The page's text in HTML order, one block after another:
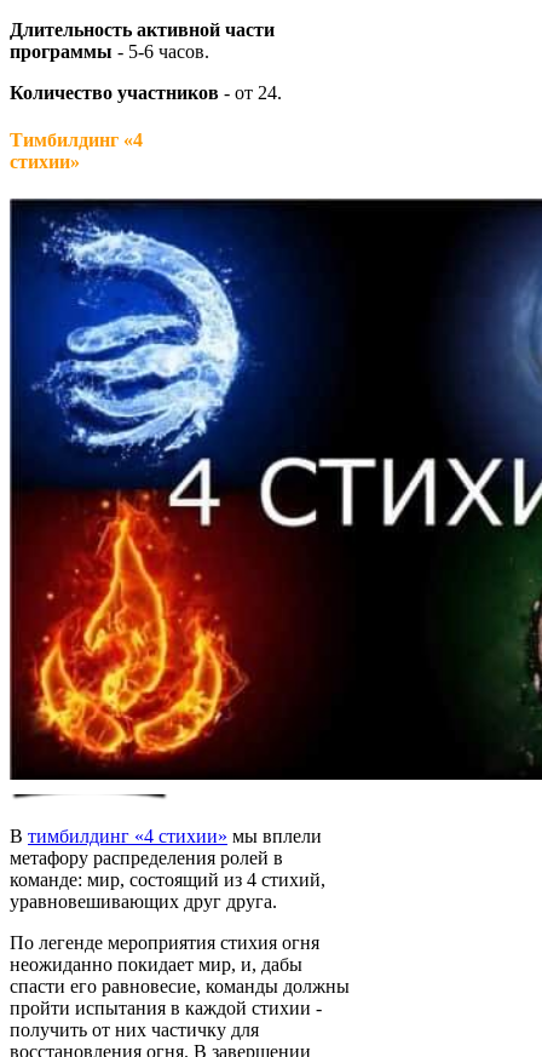
Длительность активной части
программы - 5-6 часов.
Количество участников - от 24.
Тимбилдинг «4
стихии»
В тимбилдинг «4 стихии» мы вплели
метафору распределения ролей в
команде: мир, состоящий из 4 стихий,
уравновешивающих друг друга.
По легенде мероприятия стихия огня
неожиданно покидает мир, и, дабы
спасти его равновесие, команды должны
пройти испытания в каждой стихии -
получить от них частичку для
восстановления огня. В завершении